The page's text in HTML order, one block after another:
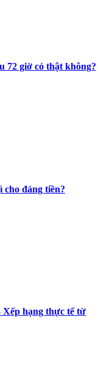
72 giờ có thật không?
cho đáng tiền?
Xếp hạng thực tế từ